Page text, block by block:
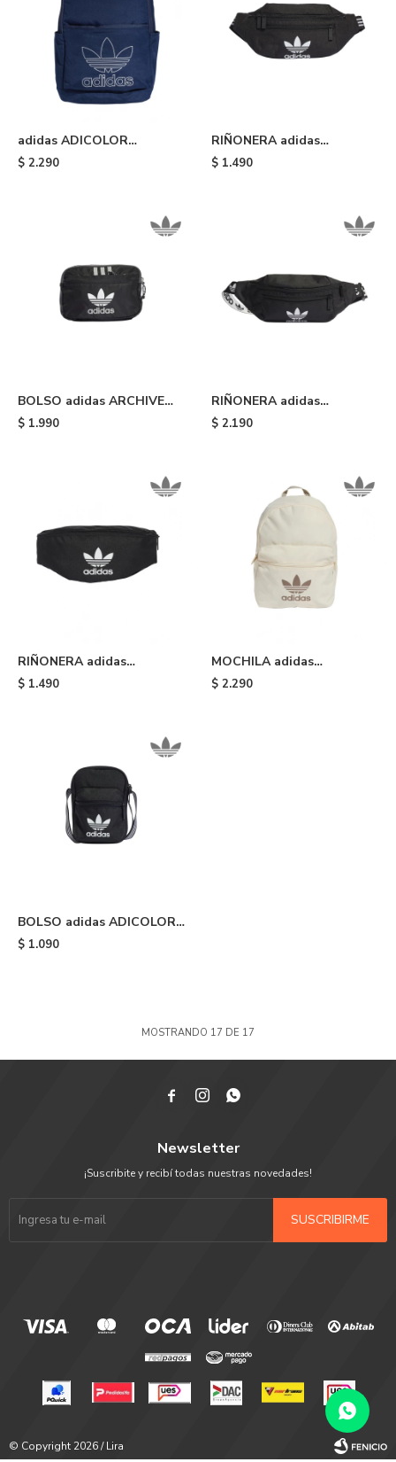
adidas ADICOLOR
BACKPACK - Blue
$ 2.290
RIÑONERA adidas
ADICOLOR CLASSIC -
$ 1.490
BOLSO adidas ARCHIVE
WAIST - Black
$ 1.990
RIÑONERA adidas
ADICOLOR CLASSIC -
$ 2.190
RIÑONERA adidas
ADICOLOR - Black
$ 1.490
MOCHILA adidas
ADICOLOR - Wonder
$ 2.290
BOLSO adidas ADICOLOR
CLASSIC FESTIVAL - Black
$ 1.090
MOSTRANDO 17 DE 17
  
Newsletter
¡Suscribite y recibí todas nuestras novedades!
SUSCRIBIRME
© Copyright 2026 / Lira